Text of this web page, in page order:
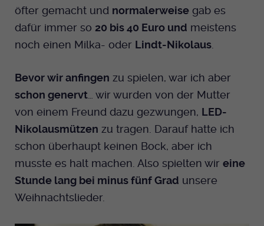
öfter gemacht und normalerweise gab es
dafür immer so 20 bis 40 Euro und meistens
noch einen Milka- oder Lindt-Nikolaus
Bevor wir anfingen zu spielen, war ich aber
schon genervt … wir wurden von der Mutter
von einem Freund dazu gezwungen, LED-
Nikolausmützen zu tragen. Darauf hatte ich
schon überhaupt keinen Bock, aber ich
musste es halt machen. Also spielten wir eine
Stunde lang bei minus fünf Grad unsere
Weihnachtslieder.